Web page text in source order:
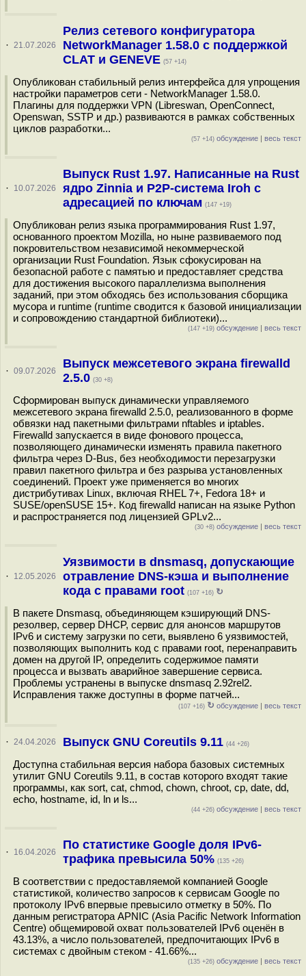
· 21.07.2026
Релиз сетевого конфигуратора
NetworkManager 1.58.0 с поддержкой
CLAT и GENEVE (57 +14)
Опубликован стабильный релиз интерфейса для упрощения
настройки параметров сети - NetworkManager 1.58.0.
Плагины для поддержки VPN (Libreswan, OpenConnect,
Openswan, SSTP и др.) развиваются в рамках собственных
циклов разработки...
(57 +14) обсуждение | весь текст
· 10.07.2026
Выпуск Rust 1.97. Написанные на Rust
ядро Zinnia и P2P-система Iroh с
адресацией по ключам (147 +19)
Опубликован релиз языка программирования Rust 1.97,
основанного проектом Mozilla, но ныне развиваемого под
покровительством независимой некоммерческой
организации Rust Foundation. Язык сфокусирован на
безопасной работе с памятью и предоставляет средства
для достижения высокого параллелизма выполнения
заданий, при этом обходясь без использования сборщика
мусора и runtime (runtime сводится к базовой инициализации
и сопровождению стандартной библиотеки)...
(147 +19) обсуждение | весь текст
· 09.07.2026
Выпуск межсетевого экрана firewalld
2.5.0 (30 +8)
Сформирован выпуск динамически управляемого
межсетевого экрана firewalld 2.5.0, реализованного в форме
обвязки над пакетными фильтрами nftables и iptables.
Firewalld запускается в виде фонового процесса,
позволяющего динамически изменять правила пакетного
фильтра через D-Bus, без необходимости перезагрузки
правил пакетного фильтра и без разрыва установленных
соединений. Проект уже применяется во многих
дистрибутивах Linux, включая RHEL 7+, Fedora 18+ и
SUSE/openSUSE 15+. Код firewalld написан на языке Python
и распространяется под лицензией GPLv2...
(30 +8) обсуждение | весь текст
· 12.05.2026
Уязвимости в dnsmasq, допускающие
отравление DNS-кэша и выполнение
кода с правами root (107 +16) ↻
В пакете Dnsmasq, объединяющем кэширующий DNS-
резолвер, сервер DHCP, сервис для анонсов маршрутов
IPv6 и систему загрузки по сети, выявлено 6 уязвимостей,
позволяющих выполнить код с правами root, перенаправить
домен на другой IP, определить содержимое памяти
процесса и вызвать аварийное завершение сервиса.
Проблемы устранены в выпуске dnsmasq 2.92rel2.
Исправления также доступны в форме патчей...
(107 +16) ↻ обсуждение | весь текст
· 24.04.2026 Выпуск GNU Coreutils 9.11 (44 +26)
Доступна стабильная версия набора базовых системных
утилит GNU Coreutils 9.11, в состав которого входят такие
программы, как sort, cat, chmod, chown, chroot, cp, date, dd,
echo, hostname, id, ln и ls...
(44 +26) обсуждение | весь текст
· 16.04.2026
По статистике Google доля IPv6-
трафика превысила 50% (135 +26)
В соответствии с предоставляемой компанией Google
статистикой, количество запросов к сервисам Google по
протоколу IPv6 впервые превысило отметку в 50%. По
данным регистратора APNIC (Asia Pacific Network Information
Centre) общемировой охват пользователей IPv6 оценён в
43.13%, а число пользователей, предпочитающих IPv6 в
системах с двойным стеком - 41.66%...
(135 +26) обсуждение | весь текст